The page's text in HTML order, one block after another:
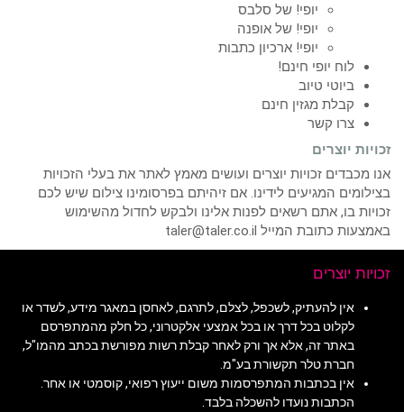
יופי! של סלבס
יופי! של אופנה
יופי! ארכיון כתבות
לוח יופי חינם!
ביוטי טיוב
קבלת מגזין חינם
צרו קשר
זכויות יוצרים
אנו מכבדים זכויות יוצרים ועושים מאמץ לאתר את בעלי הזכויות
בצילומים המגיעים לידינו. אם זיהיתם בפרסומינו צילום שיש לכם
זכויות בו, אתם רשאים לפנות אלינו ולבקש לחדול מהשימוש
באמצעות כתובת המייל taler@taler.co.il
זכויות יוצרים
אין להעתיק, לשכפל, לצלם, לתרגם, לאחסן במאגר מידע, לשדר או
לקלוט בכל דרך או בכל אמצעי אלקטרוני, כל חלק מהמתפרסם
באתר זה, אלא אך ורק לאחר קבלת רשות מפורשת בכתב מהמו"ל,
חברת טלר תקשורת בע"מ.
אין בכתבות המתפרסמות משום ייעוץ רפואי, קוסמטי או אחר.
הכתבות נועדו להשכלה בלבד.